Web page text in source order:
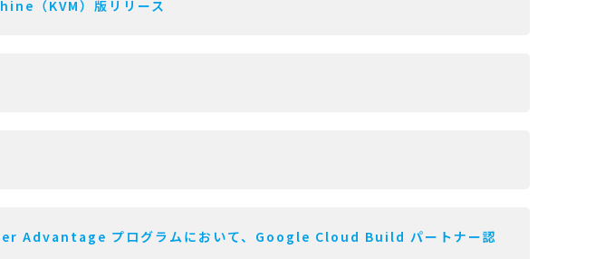
（KVM）版リリース
Advantage プログラムにおいて、Google Cloud Build パートナー認